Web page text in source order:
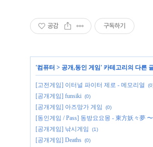
공감 구독하기
'컴퓨터 > 공개,동인 게임 ' 카테고리의 다른
[고전게임] 이터널 파이터 제로 - 메모리얼
[공개게임] funsiki (0)
[공개게임] 아즈망가 게임 (0)
[동인게임 / Pass] 동방요요몽 - 東方妖々夢 〜
[공개게임] 낚시게임
(1)
[공개게임] Deaths (0)